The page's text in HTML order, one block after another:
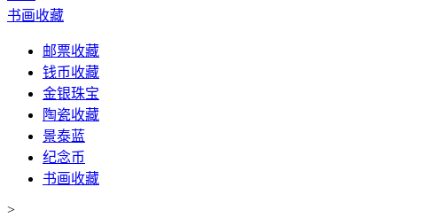
书画收藏
邮票收藏
钱币收藏
金银珠宝
陶瓷收藏
景泰蓝
纪念币
书画收藏
>